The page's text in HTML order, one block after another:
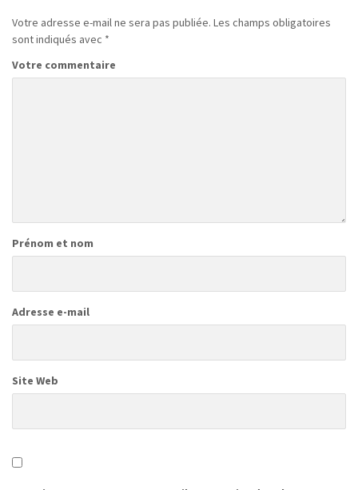
Votre adresse e-mail ne sera pas publiée. Les champs obligatoires
sont indiqués avec *
Votre commentaire
Prénom et nom
Adresse e-mail
Site Web